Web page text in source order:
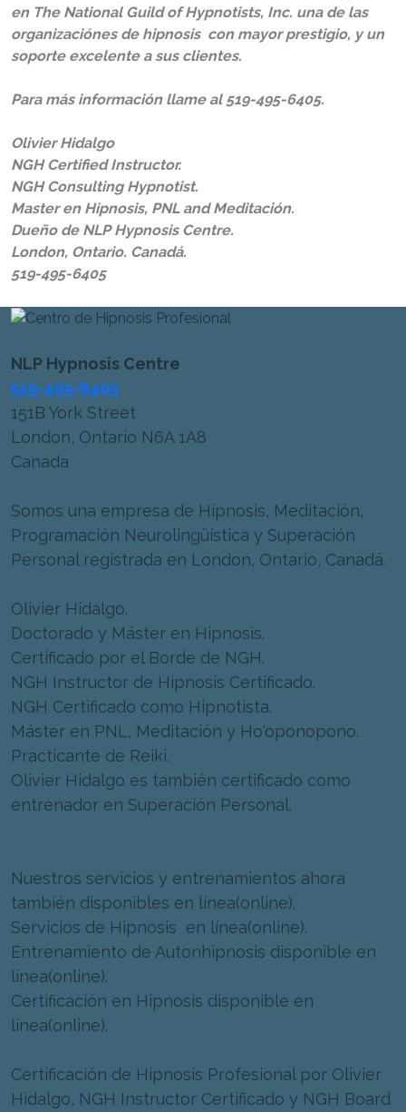
en The National Guild of Hypnotists, Inc. una de las
organizaciónes de hipnosis con mayor prestigio, y un
soporte excelente a sus clientes.
Para más información llame al 519-495-6405.
Olivier Hidalgo
NGH Certified Instructor.
NGH Consulting Hypnotist.
Master en Hipnosis, PNL and Meditación.
Dueño de NLP Hypnosis Centre.
London, Ontario. Canadá.
519-495-6405
NLP Hypnosis Centre
519-495-6405
151B York Street
London, Ontario N6A 1A8
Canada
Somos una empresa de Hipnosis, Meditación,
Programación Neurolingüística y Superación
Personal registrada en London, Ontario, Canadá.
Olivier Hidalgo.
Doctorado y Máster en Hipnosis.
Certificado por el Borde de NGH.
NGH Instructor de Hipnosis Certificado.
NGH Certificado como Hipnotista.
Máster en PNL, Meditación y Ho'oponopono.
Practicante de Reiki.
Olivier Hidalgo es también certificado como
entrenador en Superación Personal.
Nuestros servicios y entrenamientos ahora
también disponibles en línea(online).
Servicios de Hipnosis en línea(online).
Entrenamiento de Autonhipnosis disponible en
línea(online).
Certificación en Hipnosis disponible en
línea(online).
Certificación de Hipnosis Profesional por Olivier
Hidalgo, NGH Instructor Certificado y NGH Board